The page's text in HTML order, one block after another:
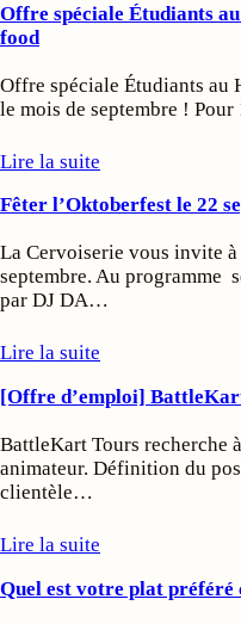
Offre spéciale Étudiants
food
Offre spéciale Étudiants au
le mois de septembre !
Lire la suite
Fêter l’Oktoberfest le 22
La Cervoiserie vous invite
septembre. Au programme
par DJ DA…
Lire la suite
[Offre d’emploi]
BattleKart Tours recherche
animateur. Définition du
clientèle…
Lire la suite
Quel est votre plat préféré